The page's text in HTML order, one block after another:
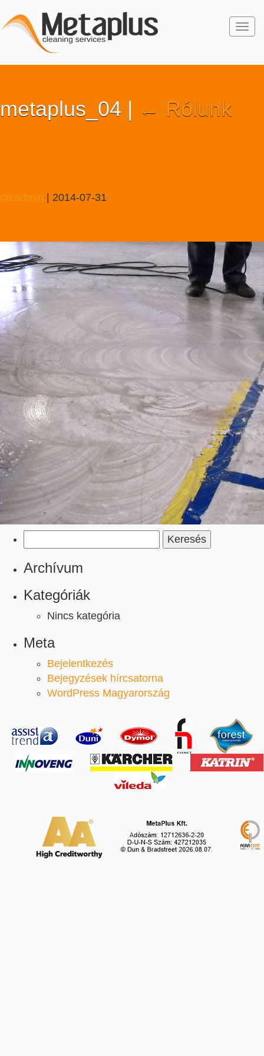
metaplus_04 | ← Rólunk
creadmin 2014-07-31
←
Archívum
Kategóriák
Nincs kategória
Meta
Bejelentkezés
Bejegyzések hírcsatorna
WordPress Magyarország